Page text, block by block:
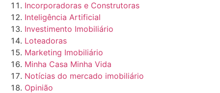
Incorporadoras e Construtoras
Inteligência Artificial
Investimento Imobiliário
Loteadoras
Marketing Imobiliário
Minha Casa Minha Vida
Notícias do mercado imobiliário
Opinião